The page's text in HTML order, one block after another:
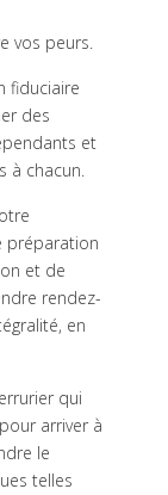
vos peurs.
fiduciaire
des
et
à chacun.
préparation
et de
rendez-
en
qui
arriver à
le
telles